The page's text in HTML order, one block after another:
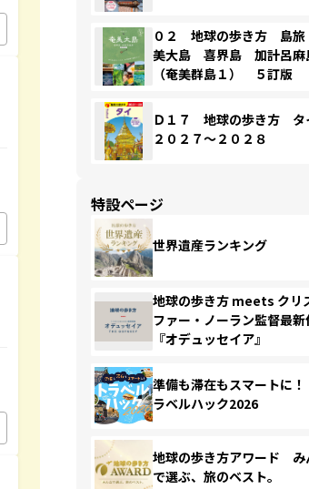
０２ 地球の歩き方 島
美大島 喜界島 加計呂麻
（奄美群島１） ５訂版
Ｄ１７ 地球の歩き方
２０２７～２０２８
特設ページ
世界遺産ランキング
地球の歩き方 meets クリ
ファー・ノーラン監督最新
『オデュッセイア』
準備も滞在もスマートに
ラベルハック2026
地球の歩き方アワード み
で選ぶ、旅のベスト。